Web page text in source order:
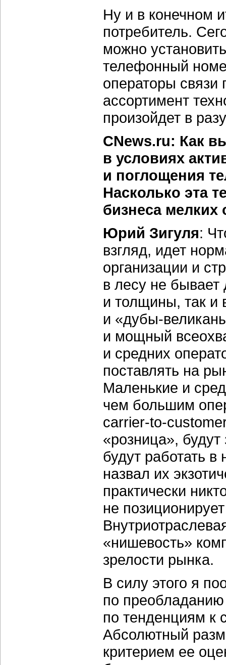
Ну и в конечном
потребитель.
можно
телефонный
операторы
ассортимент
произойдет в
CNews.ru: Как
в условиях
и поглощения
Насколько эта
бизнеса мелких
Юрий Зигуля:
взгляд, идет
организации и
в лесу не бывает
и толщины, так и
и «дубы-
и мощный
и средних
поставлять на
Маленькие и
чем большим
carrier-to-
«розница»,
будут работать
назвал их
практически
не
«нишевость»
зрелости рынка.
В силу этого я
по преобладанию
по тенденциям к
Абсолютный
критерием ее